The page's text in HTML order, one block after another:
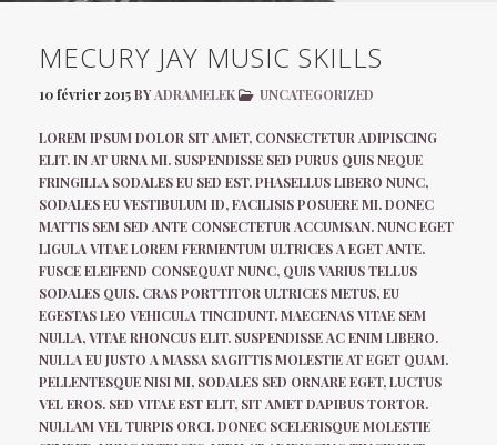
MECURY JAY MUSIC SKILLS
10 février 2015BYADRAMELEK UNCATEGORIZED
LOREM IPSUM DOLOR SIT AMET, CONSECTETUR ADIPISCING
ELIT. IN AT URNA MI. SUSPENDISSE SED PURUS QUIS NEQUE
FRINGILLA SODALES EU SED EST. PHASELLUS LIBERO NUNC,
SODALES EU VESTIBULUM ID, FACILISIS POSUERE MI. DONEC
MATTIS SEM SED ANTE CONSECTETUR ACCUMSAN. NUNC EGET
LIGULA VITAE LOREM FERMENTUM ULTRICES A EGET ANTE.
FUSCE ELEIFEND CONSEQUAT NUNC, QUIS VARIUS TELLUS
SODALES QUIS. CRAS PORTTITOR ULTRICES METUS, EU
EGESTAS LEO VEHICULA TINCIDUNT. MAECENAS VITAE SEM
NULLA, VITAE RHONCUS ELIT. SUSPENDISSE AC ENIM LIBERO.
NULLA EU JUSTO A MASSA SAGITTIS MOLESTIE AT EGET QUAM.
PELLENTESQUE NISI MI, SODALES SED ORNARE EGET, LUCTUS
VEL EROS. SED VITAE EST ELIT, SIT AMET DAPIBUS TORTOR.
NULLAM VEL TURPIS ORCI. DONEC SCELERISQUE MOLESTIE